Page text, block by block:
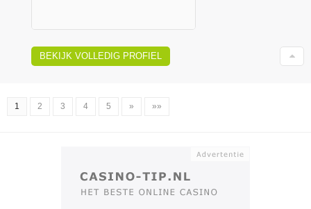
BEKIJK VOLLEDIG PROFIEL
1 2 3 4 5 » »»